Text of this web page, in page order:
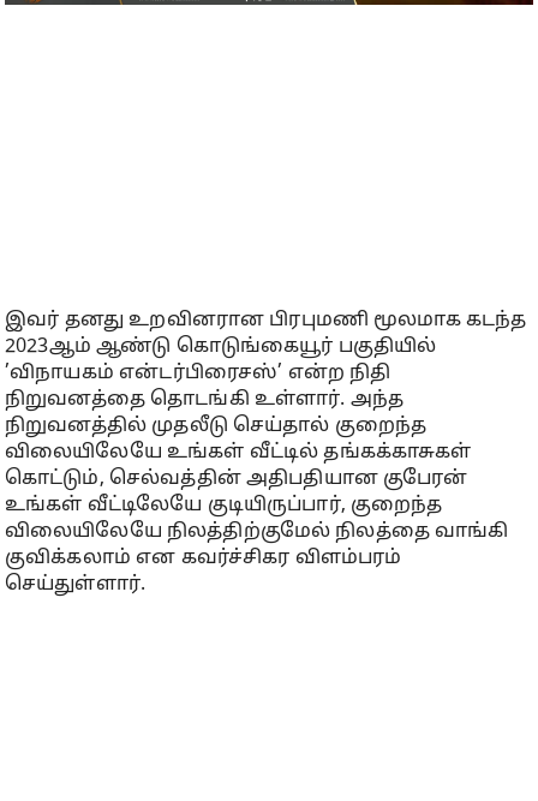
இவர் தனது உறவினரான பிரபுமணி மூலமாக கடந்த
2023ஆம் ஆண்டு கொடுங்கையூர் பகுதியில்
’விநாயகம் என்டர்பிரைசஸ்’ என்ற நிதி
நிறுவனத்தை தொடங்கி உள்ளார். அந்த
நிறுவனத்தில் முதலீடு செய்தால் குறைந்த
விலையிலேயே உங்கள் வீட்டில் தங்கக்காசுகள்
கொட்டும், செல்வத்தின் அதிபதியான குபேரன்
உங்கள் வீட்டிலேயே குடியிருப்பார், குறைந்த
விலையிலேயே நிலத்திற்குமேல் நிலத்தை வாங்கி
குவிக்கலாம் என கவர்ச்சிகர விளம்பரம்
செய்துள்ளார்.